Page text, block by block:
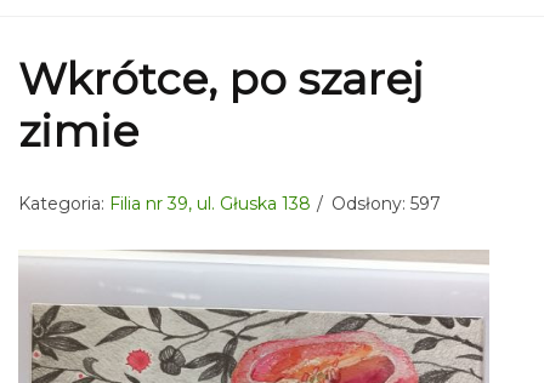
Wkrótce, po szarej
zimie
Kategoria: Filia nr 39, ul. Głuska 138 Odsłony: 597